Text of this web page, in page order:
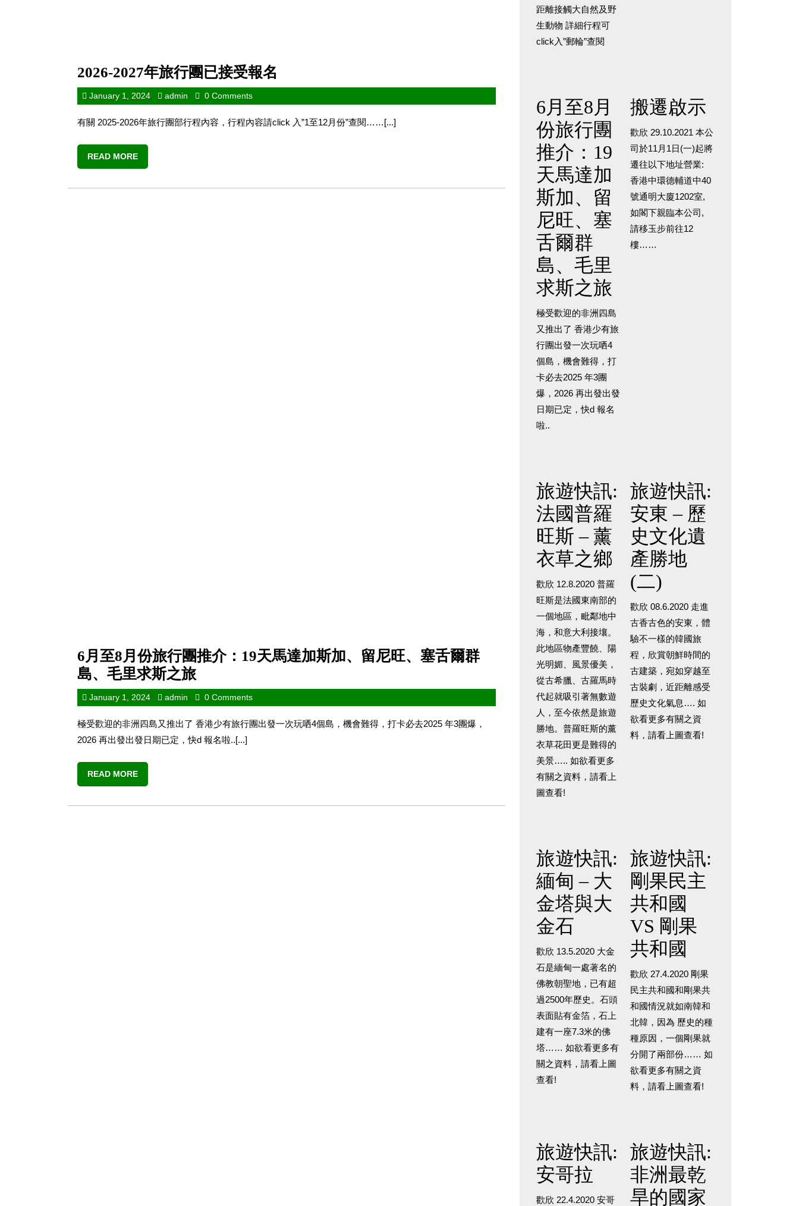
2026-2027年旅行團已接受報名
January 1, 2024 admin 0 Comments
有關 2025-2026年旅行團部行程內容，行程內容請click 入”1至12月份”查閱……[...]
READ MORE
6月至8月份旅行團推介：19天馬達加斯加、留尼旺、塞舌爾群
島、毛里求斯之旅
January 1, 2024 admin 0 Comments
極受歡迎的非洲四島又推出了 香港少有旅行團出發一次玩哂4個島，機會難得，打卡必去2025 年3團爆，
2026 再出發出發日期已定，快d 報名啦..[...]
READ MORE
距離接觸大自然及野
生動物 詳細行程可
click入”郵輪”查閱
6月至8月
份旅行團
推介：19
天馬達加
斯加、留
尼旺、塞
舌爾群
島、毛里
求斯之旅
極受歡迎的非洲四島
又推出了 香港少有旅
行團出發一次玩哂4
個島，機會難得，打
卡必去2025 年3團
爆，2026 再出發出發
日期已定，快d 報名
啦..
搬遷啟示
歡欣 29.10.2021 本公
司於11月1日(一)起將
遷往以下地址營業:
香港中環德輔道中40
號通明大廈1202室,
如閣下親臨本公司,
請移玉步前往12
樓……
旅遊快訊:
法國普羅
旺斯 – 薰
衣草之鄉
歡欣 12.8.2020 普羅
旺斯是法國東南部的
一個地區，毗鄰地中
海，和意大利接壤。
此地區物產豐饒、陽
光明媚、風景優美，
從古希臘、古羅馬時
代起就吸引著無數遊
人，至今依然是旅遊
勝地。普羅旺斯的薰
衣草花田更是難得的
美景….. 如欲看更多
有關之資料，請看上
圖查看!
旅遊快訊:
安東 – 歷
史文化遺
產勝地
(二)
歡欣 08.6.2020 走進
古香古色的安東，體
驗不一樣的韓國旅
程，欣賞朝鮮時間的
古建築，宛如穿越至
古裝劇，近距離感受
歷史文化氣息…. 如
欲看更多有關之資
料，請看上圖查看!
旅遊快訊:
緬甸 – 大
金塔與大
金石
歡欣 13.5.2020 大金
石是緬甸一處著名的
佛教朝聖地，已有超
過2500年歷史。石頭
表面貼有金箔，石上
建有一座7.3米的佛
塔…… 如欲看更多有
關之資料，請看上圖
查看!
旅遊快訊:
剛果民主
共和國
VS 剛果
共和國
歡欣 27.4.2020 剛果
民主共和國和剛果共
和國情況就如南韓和
北韓，因為 歷史的種
種原因，一個剛果就
分開了兩部份…… 如
欲看更多有關之資
料，請看上圖查看!
旅遊快訊:
安哥拉
歡欣 22.4.2020 安哥
旅遊快訊:
非洲最乾
旱的國家